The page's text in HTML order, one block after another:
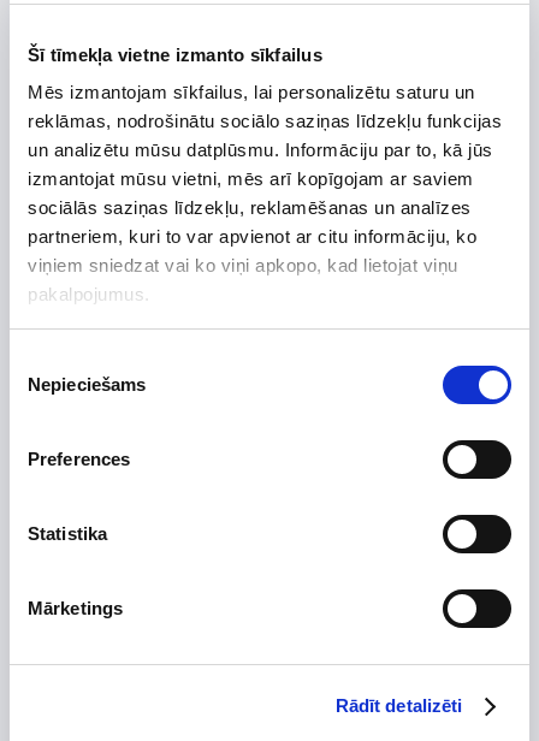
Šī tīmekļa vietne izmanto sīkfailus
Mēs izmantojam sīkfailus, lai personalizētu saturu un
reklāmas, nodrošinātu sociālo saziņas līdzekļu funkcijas
un analizētu mūsu datplūsmu. Informāciju par to, kā jūs
izmantojat mūsu vietni, mēs arī kopīgojam ar saviem
sociālās saziņas līdzekļu, reklamēšanas un analīzes
partneriem, kuri to var apvienot ar citu informāciju, ko
viņiem sniedzat vai ko viņi apkopo, kad lietojat viņu
pakalpojumus.
izvēle
Nepieciešams
Preferences
Statistika
Mārketings
Rādīt detalizēti
42,60 € *
56,80 € *Detalizētāku informāciju un cenu meklēt
Uzdot jautājumu par preci
Preces apraksts
Izgatavots no